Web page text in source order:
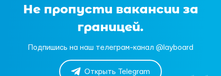
Не пропусти вакансии за
границей.
Подпишись на наш телеграм-канал @layboard
Открыть Telegram